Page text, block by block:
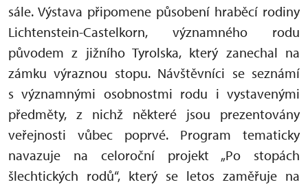
sále. Výstava připomene působení hraběcí rodiny
Lichtenstein-Castelkorn, významného rodu
původem z jižního Tyrolska, který zanechal na
zámku výraznou stopu. Návštěvníci se seznámí
s významnými osobnostmi rodu i vystavenými
předměty, z nichž některé jsou prezentovány
veřejnosti vůbec poprvé. Program tematicky
navazuje na celoroční projekt „Po stopách
šlechtických rodů“, který se letos zaměřuje na